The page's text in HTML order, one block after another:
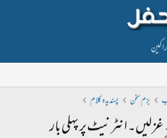
بزم سخن پسندیدہ کلام
انٹر نیٹ پر پہلی بار